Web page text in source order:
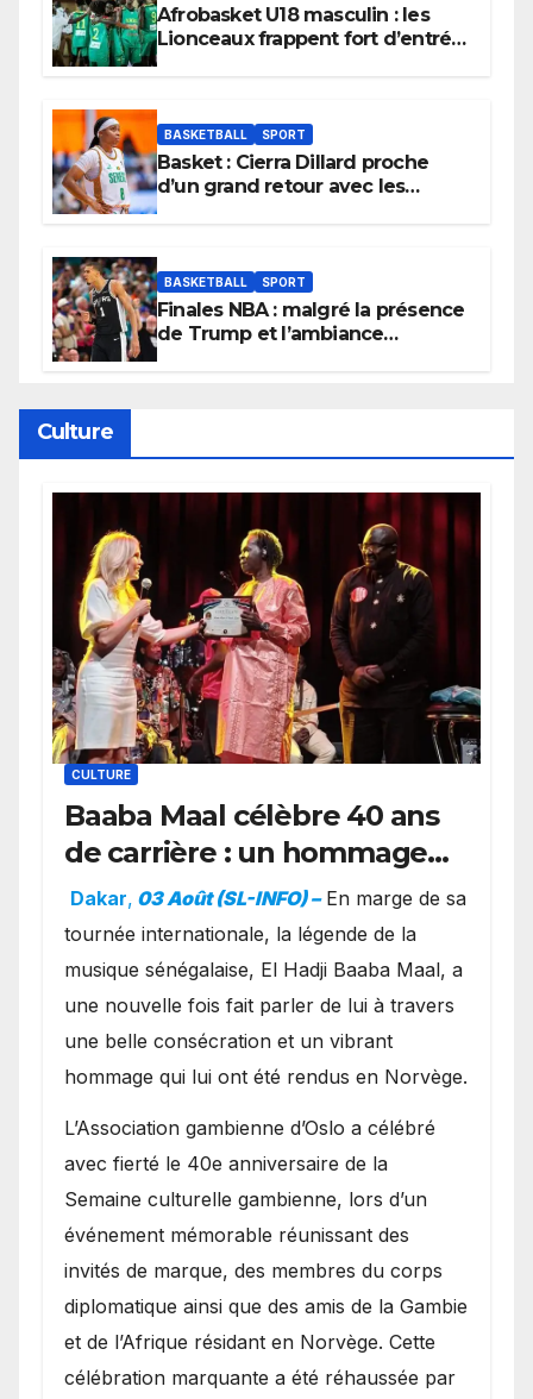
Afrobasket U18 masculin : les
Lionceaux frappent fort d’entrée
BASKETBALL SPORT
Basket : Cierra Dillard proche
d’un grand retour avec les
BASKETBALL SPORT
Finales NBA : malgré la présence
de Trump et l’ambiance
Culture
CULTURE
Baaba Maal célèbre 40 ans
de carrière : un hommage
exceptionnel à Oslo en
présence de la famille
royale.
Dakar, 03 Août (SL-INFO) – ​En marge de sa
tournée internationale, la légende de la
musique sénégalaise, El Hadji Baaba Maal, a
une nouvelle fois fait parler de lui à travers
une belle consécration et un vibrant
hommage qui lui ont été rendus en Norvège.
​L’Association gambienne d’Oslo a célébré
avec fierté le 40e anniversaire de la
Semaine culturelle gambienne, lors d’un
événement mémorable réunissant des
invités de marque, des membres du corps
diplomatique ainsi que des amis de la Gambie
et de l’Afrique résidant en Norvège. Cette
célébration marquante a été réhaussée par